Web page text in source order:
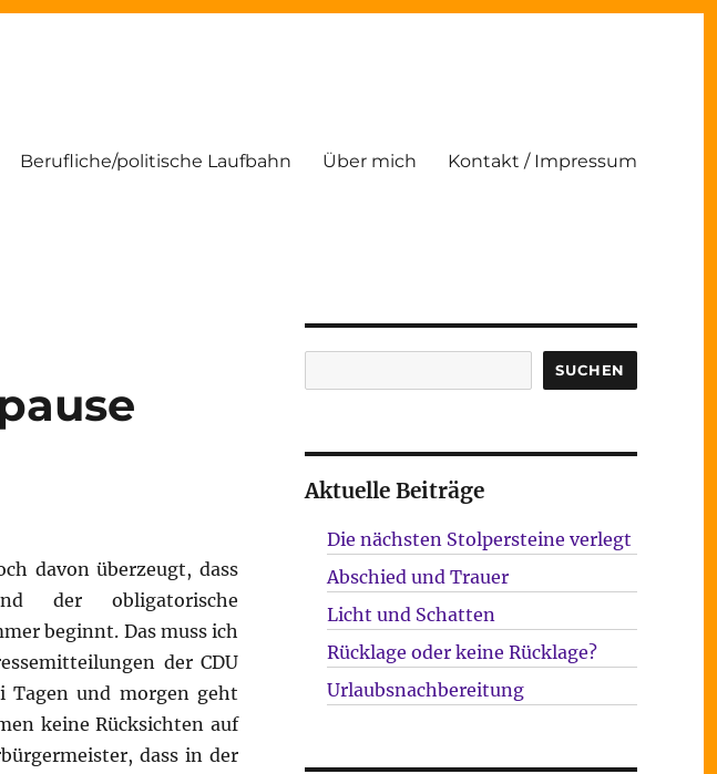
Berufliche/politische Laufbahn Über mich Kontakt / Impressum
davon überzeugt, dass
der obligatorische
beginnt. Das muss ich
der CDU
Tagen und morgen geht
keine Rücksichten auf
dass in der
SUCHEN
Aktuelle Beiträge
Die nächsten Stolpersteine verlegt
Abschied und Trauer
Licht und Schatten
Rücklage oder keine Rücklage?
Urlaubsnachbereitung